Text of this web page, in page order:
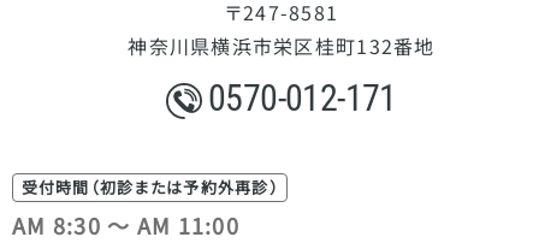
〒247-8581
神奈川県横浜市栄区桂町132番地
0570-012-171
受付時間（初診または予約外再診）
AM 8:30 ～ AM 11:00